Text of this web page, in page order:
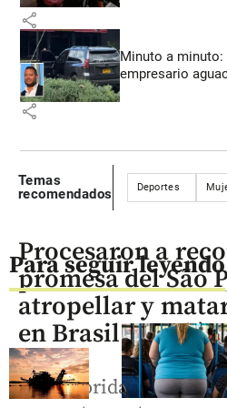
share
Minuto a
empresario
share
Temas
recomendados
Deportes
Para seguir leyendo
Procesaron a
promesa del São
atropellar y
en Brasil: quedó
Las autoridades lo